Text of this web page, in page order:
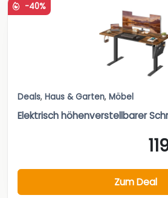
-40%
Deals, Haus & Garten, Möbel
Elektrisch höhenverstellbarer
Zum Deal